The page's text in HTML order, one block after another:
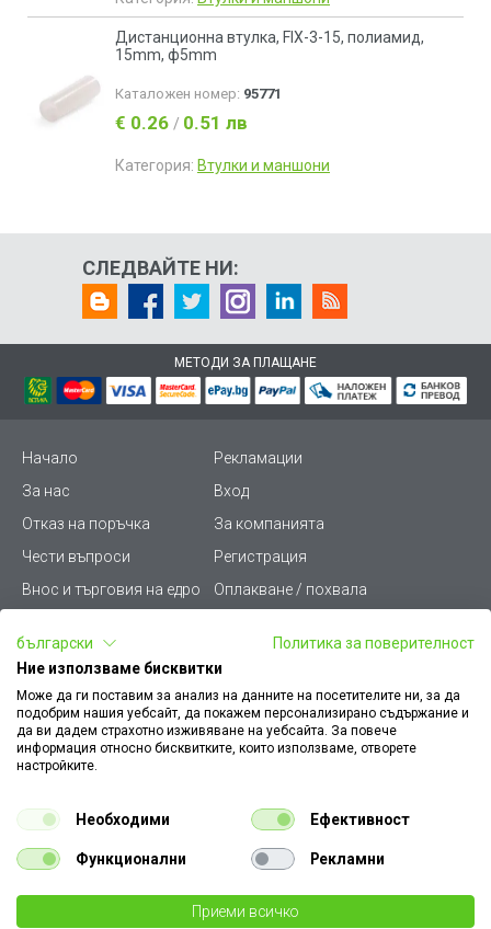
Дистанционна втулка, FIX-3-15, полиамид,
15mm, ф5mm
Каталожен номер: 95771
€ 0.26 / 0.51 лв
Категория: Втулки и маншони
СЛЕДВАЙТЕ НИ:
МЕТОДИ ЗА ПЛАЩАНЕ
Начало
Рекламации
За нас
Вход
Отказ на поръчка
За компанията
Чести въпроси
Регистрация
Внос и търговия на едро
Оплакване / похвала
Условия за ползване
Стани дистрибутор
Карта на сайта
Кариери
Как да намеря документ
към поръчка
Платформа за AРС
Конфигуратор за ел.
ключове и контакти
Уважаеми Клиенти, моля да имате предвид, че всички изображения на
нашия сайт са илюстративни,
български
Политика за поверителност
Ние използваме бисквитки
Може да ги поставим за анализ на данните на посетителите ни, за да
подобрим нашия уебсайт, да покажем персонализирано съдържание и
да ви дадем страхотно изживяване на уебсайта. За повече
информация относно бисквитките, които използваме, отворете
настройките.
Необходими Ефективност
Функционални Рекламни
Приеми всичко